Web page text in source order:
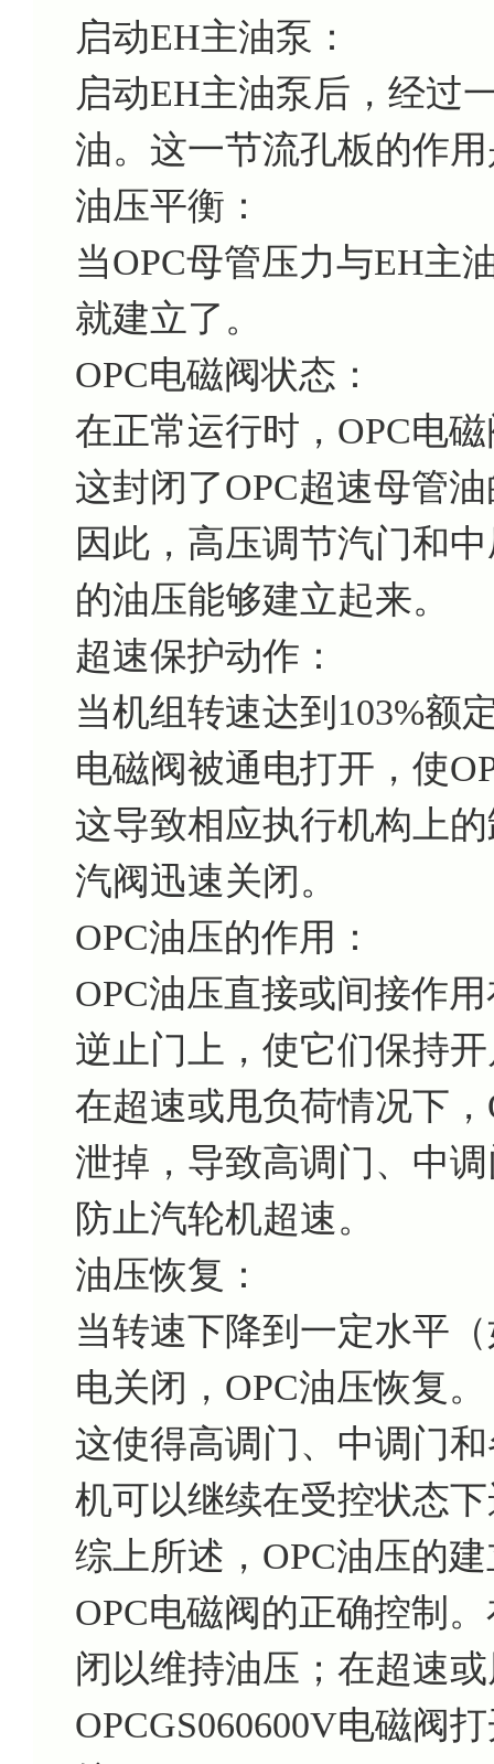
启动EH主油泵：
启动EH主油泵后，经过
油。这一节流孔板的作
油压平衡：
当OPC母管压力与EH主
就建立了。
OPC电磁阀状态：
在正常运行时，OPC电
这封闭了OPC超速母管
因此，高压调节汽门和
的油压能够建立起来。
超速保护动作：
当机组转速达到103%额
电磁阀被通电打开，使
这导致相应执行机构上
汽阀迅速关闭。
OPC油压的作用：
OPC油压直接或间接作
逆止门上，使它们保持
在超速或甩负荷情况下
泄掉，导致高调门、中
防止汽轮机超速。
油压恢复：
当转速下降到一定水平
电关闭，OPC油压恢复。
这使得高调门、中调门
机可以继续在受控状态
综上所述，OPC油压的
OPC电磁阀的正确控制
闭以维持油压；在超速
OPCGS060600V电磁阀